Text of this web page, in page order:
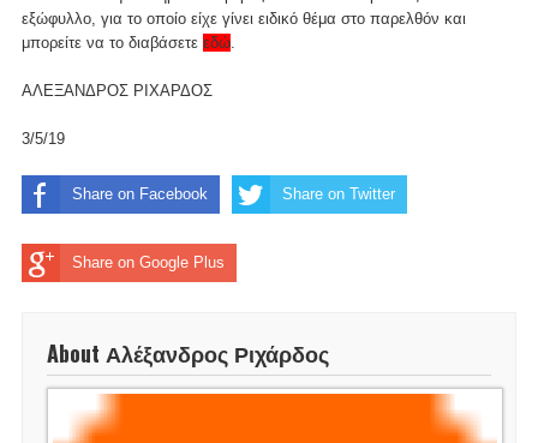
εξώφυλλο, για το οποίο είχε γίνει ειδικό θέμα στο παρελθόν και
μπορείτε να το διαβάσετε εδώ
ΑΛΕΞΑΝΔΡΟΣ ΡΙΧΑΡΔΟΣ
3/5/19
Share on Facebook Share on Twitter
Share on Google Plus
About Αλέξανδρος Ριχάρδος